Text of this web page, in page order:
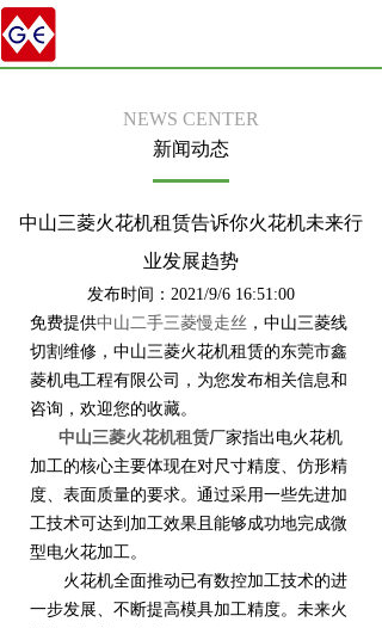
NEWS CENTER
新闻动态
中山三菱火花机租赁告诉你火花机未来行
业发展趋势
发布时间：2021/9/6 16:51:00
免费提供中山二手三菱慢走丝 ，中山三菱线
切割维修，中山三菱火花机租赁的东莞市鑫
菱机电工程有限公司，为您发布相关信息和
咨询，欢迎您的收藏。
中山三菱火花机租赁厂家指出电火花机
加工的核心主要体现在对尺寸精度、仿形精
度、表面质量的要求。通过采用一些先进加
工技术可达到加工效果且能够成功地完成微
型电火花加工。
火花机全面推动已有数控加工技术的进
一步发展、不断提高模具加工精度。未来火